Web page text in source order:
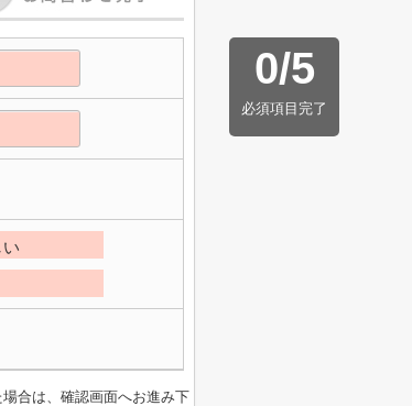
0/5
必須項目完了
合は、確認画面へお進み下